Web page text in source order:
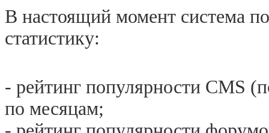
В настоящий момент система
статистику:
- рейтинг популярности CMS
по месяцам;